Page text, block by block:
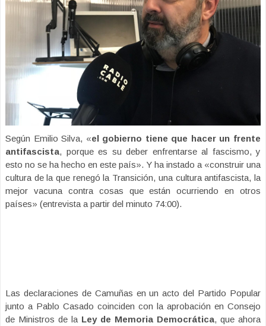
Según Emilio Silva, «el gobierno tiene que hacer un frente
antifascista, porque es su deber enfrentarse al fascismo, y
esto no se ha hecho en este país». Y ha instado a «construir una
cultura de la que renegó la Transición, una cultura antifascista, la
mejor vacuna contra cosas que están ocurriendo en otros
países» (entrevista a partir del minuto 74:00).
Las declaraciones de Camuñas en un acto del Partido Popular
junto a Pablo Casado coinciden con la aprobación en Consejo
de Ministros de la Ley de Memoria Democrática, que ahora